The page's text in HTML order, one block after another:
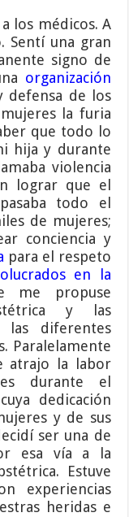
los médicos. A
Sentí una gran
signo de
organización
defensa de los
la furia
que todo lo
hija y durante
violencia
lograr que el
todo el
de mujeres;
conciencia y
para el respeto
en la
me propuse
y las
las diferentes
Paralelamente
atrajo la labor
durante el
dedicación
y de sus
ser una de
esa vía a la
Estuve
experiencias
heridas e